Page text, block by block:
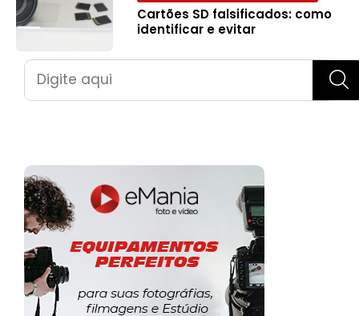
Cartões SD falsificados: como
identificar e evitar
Pesquisar